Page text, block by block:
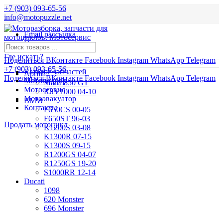
+7 (903) 093-65-56
info@motopuzzle.net
Email рассылка
Новости
Поделиться ВКонтакте Facebook Instagram WhatsApp Telegram
+7 (903) 093-65-56
Поделиться ВКонтакте Facebook Instagram WhatsApp Telegram
Где искать?
Aprilia
Mana 850 GT
RSV1000 04-10
BMW
F650CS 00-05
F650ST 96-03
K1200S 03-08
K1300R 07-15
K1300S 09-15
R1200GS 04-07
R1250GS 19-20
S1000RR 12-14
Ducati
1098
620 Monster
696 Monster
Каталог запчастей
Мотоподбор
Мотосервис
Мотоэвакуатор
Контакты
Продать мотоцикл